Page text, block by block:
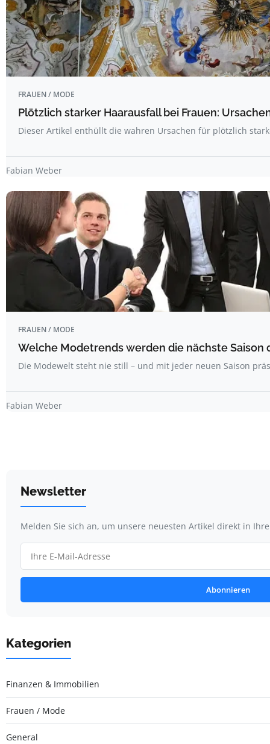
FRAUEN / MODE
Plötzlich starker Haarausfall bei Frauen:
Dieser Artikel enthüllt die wahren Ursachen für plötzlich
Fabian Weber
FRAUEN / MODE
Welche Modetrends werden die nächste Saison
Die Modewelt steht nie still – und mit jeder neuen Saison
Fabian Weber
Newsletter
Melden Sie sich an, um unsere neuesten Artikel direkt in
Abonnieren
Kategorien
Finanzen & Immobilien
Frauen / Mode
General